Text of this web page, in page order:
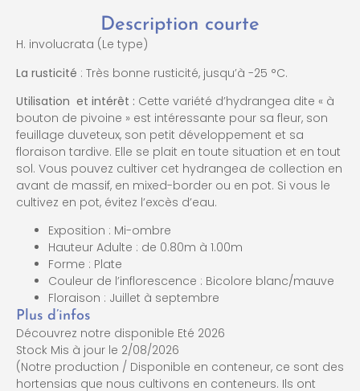
Description courte
H. involucrata (Le type)
La rusticité : Très bonne rusticité, jusqu’à -25 °C.
Utilisation et intérêt : Cette variété d’hydrangea dite « à
bouton de pivoine » est intéressante pour sa fleur, son
feuillage duveteux, son petit développement et sa
floraison tardive. Elle se plait en toute situation et en tout
sol. Vous pouvez cultiver cet hydrangea de collection en
avant de massif, en mixed-border ou en pot. Si vous le
cultivez en pot, évitez l’excès d’eau.
Exposition : Mi-ombre
Hauteur Adulte : de 0.80m à 1.00m
Forme : Plate
Couleur de l’inflorescence : Bicolore blanc/mauve
Floraison : Juillet à septembre
Plus d’infos
Découvrez notre disponible Eté 2026
Stock Mis à jour le 2/08/2026
(Notre production / Disponible en conteneur, ce sont des
hortensias que nous cultivons en conteneurs. Ils ont